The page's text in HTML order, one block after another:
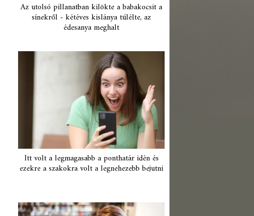
Az utolsó pillanatban kilökte a babakocsit a
sínekről - kétéves kislánya túlélte, az
édesanya meghalt
Itt volt a legmagasabb a ponthatár idén és
ezekre a szakokra volt a legnehezebb bejutni